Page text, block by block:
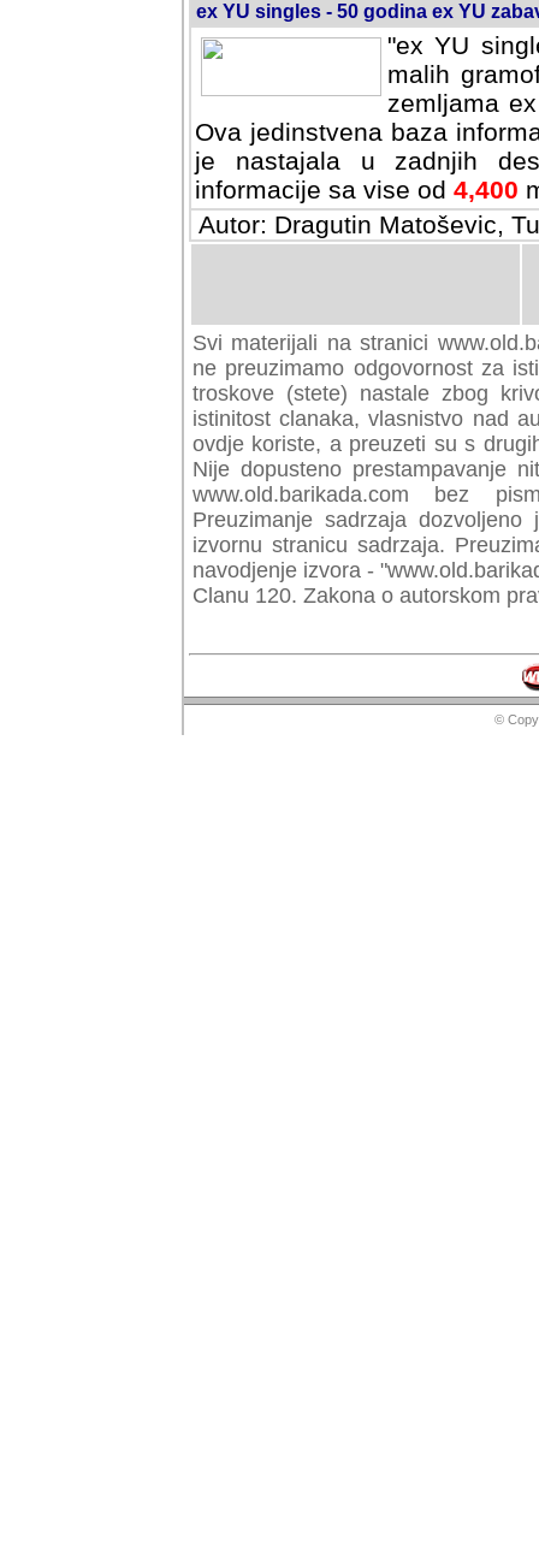
ex YU singles - 50 godina ex YU
"ex YU
malih
zemljama
Ova jedinstvena baza
je nastajala u zadnjih
informacije sa vise od 4,400
Autor: Dragutin Matoševic,
Svi materijali na stranici
preuzimamo odgovornost za
troskove (stete) nastale zbog
istinitost clanaka, vlasnistvo nad
ovdje koriste, a preuzeti su s
Nije dopusteno prestampavanje
www.old.barikada.com bez
Preuzimanje sadrzaja
izvornu stranicu sadrzaja.
navodjenje izvora -
Clanu 120. Zakona o autorskom
©